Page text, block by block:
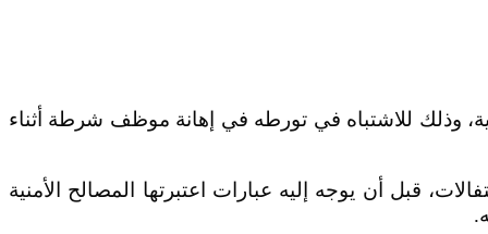
وذلك للاشتباه في تورطه في إهانة موظف شرطة أثناء
قبل أن يوجه إليه عبارات اعتبرتها المصالح الأمنية